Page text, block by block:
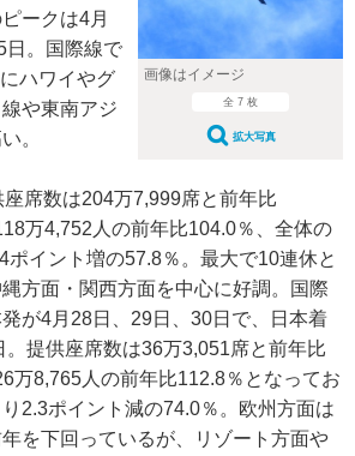
画像はイメージ
全 7 枚
拡大写真
ークは4月
日。国際線で
ハワイやグ
や東南アジ
。
席数は204万7,999席と前年比
万4,752人の前年比104.0％、全体の
ポイント増の57.8％。最大で10連休と
方面・関西方面を中心に好調。国際
が4月28日、29日、30日で、日本着
。提供座席数は36万3,051席と前年比
万8,765人の前年比112.8％となってお
2.3ポイント減の74.0％。欧州方面は
を下回っているが、リゾート方面や